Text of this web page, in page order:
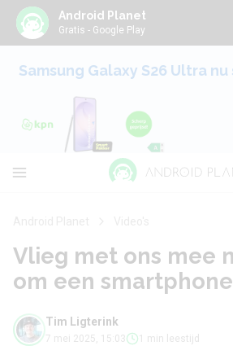
Android Planet
Gratis - Google Play
Samsung Galaxy S26 Ultra
Vlieg met ons mee
om een
Tim Ligterink
7 mei 2025, 15:03 1 min leestijd